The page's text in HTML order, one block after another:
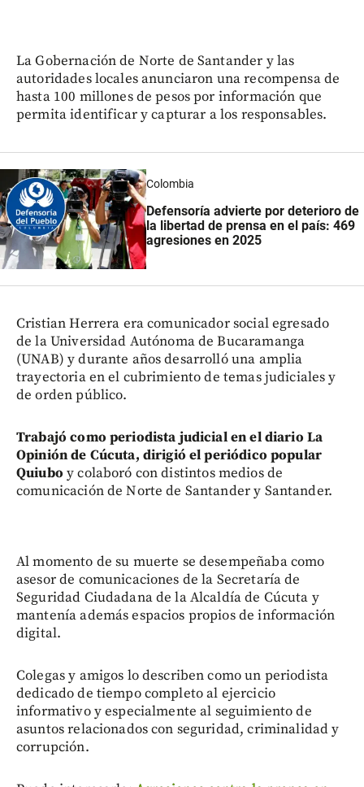
La Gobernación de Norte de Santander y las
autoridades locales anunciaron una recompensa de
hasta 100 millones de pesos por información que
permita identificar y capturar a los responsables.
Colombia
Defensoría advierte por deterioro de
la libertad de prensa en el país: 469
agresiones en 2025
Cristian Herrera era comunicador social egresado
de la Universidad Autónoma de Bucaramanga
(UNAB) y durante años desarrolló una amplia
trayectoria en el cubrimiento de temas judiciales y
de orden público.
Trabajó como periodista judicial en el diario La
Opinión de Cúcuta, dirigió el periódico popular
Quiubo y colaboró con distintos medios de
comunicación de Norte de Santander y Santander.
Al momento de su muerte se desempeñaba como
asesor de comunicaciones de la Secretaría de
Seguridad Ciudadana de la Alcaldía de Cúcuta y
mantenía además espacios propios de información
digital.
Colegas y amigos lo describen como un periodista
dedicado de tiempo completo al ejercicio
informativo y especialmente al seguimiento de
asuntos relacionados con seguridad, criminalidad y
corrupción.